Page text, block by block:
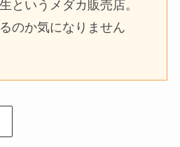
というメダカ販売店。
のか気になりません